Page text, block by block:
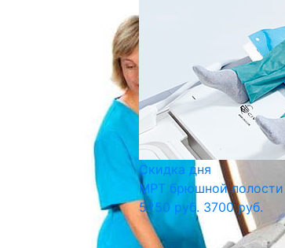
Скидка дня
МРТ брюшной полости
5250 руб. 3700 руб.